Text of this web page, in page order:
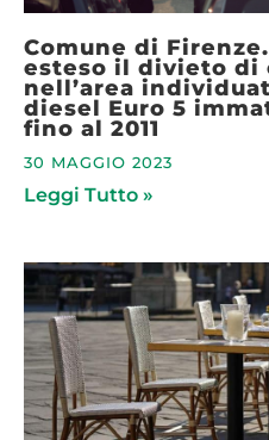
Comune di
esteso il divieto di
nell’area
diesel Euro 5
fino al 2011
30 MAGGIO 2023
Leggi Tutto »